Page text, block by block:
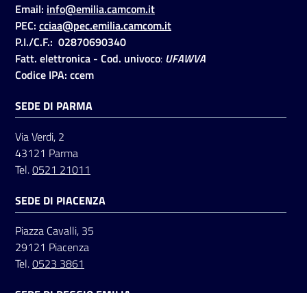
Seguici
su
Email: info@emilia.camcom.it
PEC: cciaa@pec.emilia.camcom.it
P.I./C.F.: 02870690340
Fatt. elettronica - Cod. univoco: UFAWVA
Codice IPA: ccem
SEDE DI PARMA
Via Verdi, 2
43121 Parma
Tel.0521 21011
SEDE DI PIACENZA
Piazza Cavalli, 35
29121 Piacenza
Tel.0523 3861